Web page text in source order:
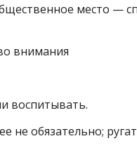
место —
внимания
воспитывать.
не обязательно;